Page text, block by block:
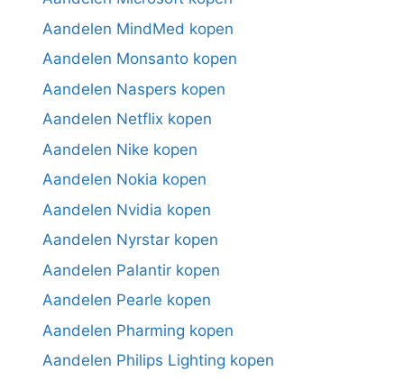
Aandelen MindMed kopen
Aandelen Monsanto kopen
Aandelen Naspers kopen
Aandelen Netflix kopen
Aandelen Nike kopen
Aandelen Nokia kopen
Aandelen Nvidia kopen
Aandelen Nyrstar kopen
Aandelen Palantir kopen
Aandelen Pearle kopen
Aandelen Pharming kopen
Aandelen Philips Lighting kopen